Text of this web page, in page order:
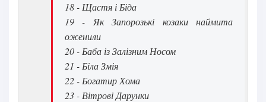
18 - Щастя і Біда
19 - Як Запорозькі козаки наймита
оженили
20 - Баба із Залізним Носом
21 - Біла Змія
22 - Богатир Хома
23 - Вітрові Дарунки